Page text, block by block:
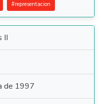
#representacion
II
de 1997